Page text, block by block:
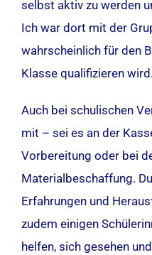
selbst aktiv zu werden
Ich war dort mit der
wahrscheinlich für den
Klasse qualifizieren wird.
Auch bei schulischen
mit – sei es an der
Vorbereitung oder bei
Materialbeschaffung.
Erfahrungen und
zudem einigen
helfen, sich gesehen